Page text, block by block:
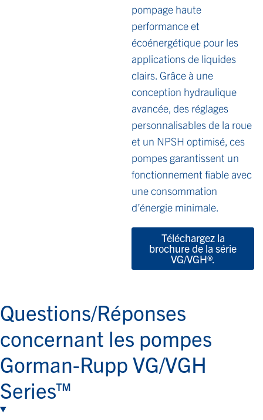
pompage haute
performance et
écoénergétique pour les
applications de liquides
clairs. Grâce à une
conception hydraulique
avancée, des réglages
personnalisables de la roue
et un NPSH optimisé, ces
pompes garantissent un
fonctionnement fiable avec
une consommation
d’énergie minimale.
Téléchargez la
brochure de la série
VG/VGH®.
Questions/Réponses
concernant les pompes
Gorman-Rupp VG/VGH
Series™